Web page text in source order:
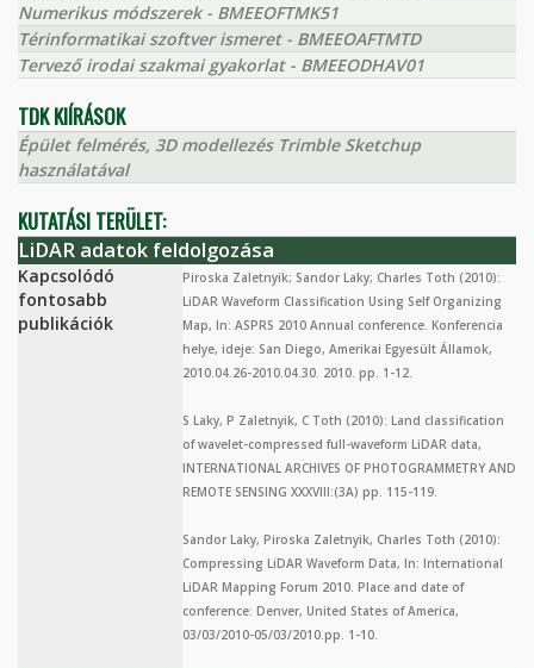
Numerikus módszerek - BMEEOFTMK51
Térinformatikai szoftver ismeret - BMEEOAFTMTD
Tervező irodai szakmai gyakorlat - BMEEODHAV01
TDK KIÍRÁSOK
Épület felmérés, 3D modellezés Trimble Sketchup
használatával
KUTATÁSI TERÜLET:
LiDAR adatok feldolgozása
Kapcsolódó
fontosabb
publikációk
Piroska Zaletnyik; Sandor Laky; Charles Toth (2010):
LiDAR Waveform Classification Using Self Organizing
Map, In: ASPRS 2010 Annual conference. Konferencia
helye, ideje: San Diego, Amerikai Egyesült Államok,
2010.04.26-2010.04.30. 2010. pp. 1-12.
S Laky, P Zaletnyik, C Toth (2010): Land classification
of wavelet-compressed full-waveform LiDAR data,
INTERNATIONAL ARCHIVES OF PHOTOGRAMMETRY AND
REMOTE SENSING XXXVIII:(3A) pp. 115-119.
Sandor Laky, Piroska Zaletnyik, Charles Toth (2010):
Compressing LiDAR Waveform Data, In: International
LiDAR Mapping Forum 2010. Place and date of
conference: Denver, United States of America,
03/03/2010-05/03/2010.pp. 1-10.